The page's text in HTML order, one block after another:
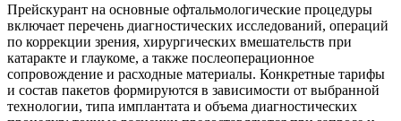
Прейскурант на основные офтальмологические процедуры
включает перечень диагностических исследований, операций
по коррекции зрения, хирургических вмешательств при
катаракте и глаукоме, а также послеоперационное
сопровождение и расходные материалы. Конкретные тарифы
и состав пакетов формируются в зависимости от выбранной
технологии, типа имплантата и объема диагностических